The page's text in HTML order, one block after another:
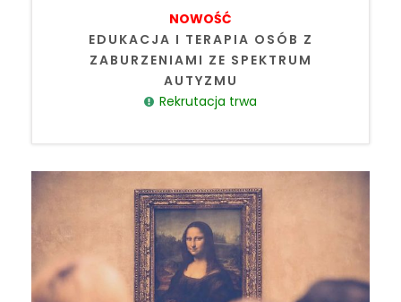
NOWOŚĆ
EDUKACJA I TERAPIA OSÓB Z
ZABURZENIAMI ZE SPEKTRUM
AUTYZMU
Rekrutacja trwa